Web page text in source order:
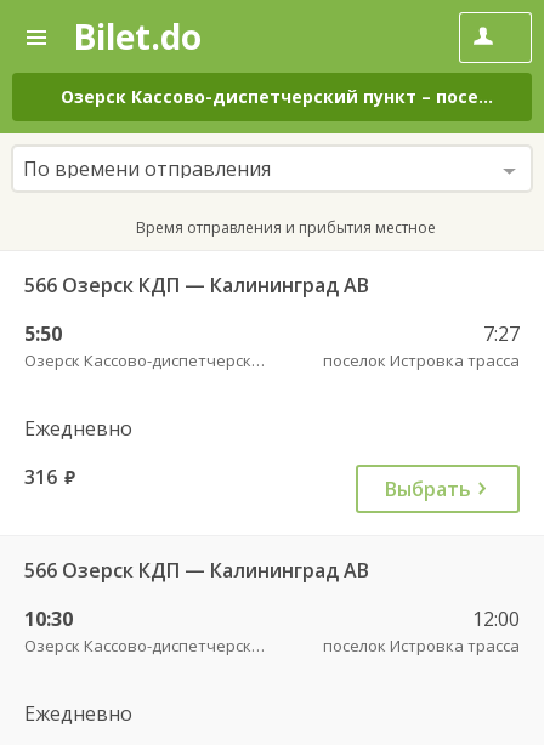
—
Поиск
и
покупка
билетов
на
автобус
онлайн
Bilet.do
Озерск Кассово-диспетчерский пункт – поселок Истровка трасса
По времени отправления
Время отправления и прибытия местное
566 Озерск КДП — Калининград АВ
5:50
Озерск Кассово-диспетчерский пункт
7:27
поселок Истровка трасса
Ежедневно
316 руб. Выбрать
566 Озерск КДП — Калининград АВ
10:30
Озерск Кассово-диспетчерский пункт
12:00
поселок Истровка трасса
Ежедневно